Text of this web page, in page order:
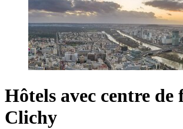
Hôtels avec centre de
Clichy